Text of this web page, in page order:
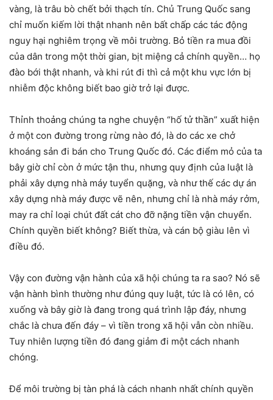
vàng, là trâu bò chết bởi thạch tín. Chủ Trung Quốc sang
chỉ muốn kiếm lời thật nhanh nên bất chấp các tác động
nguy hại nghiêm trọng về môi trường. Bỏ tiền ra mua đồi
của dân trong một thời gian, bịt miệng cả chính quyền… họ
đào bới thật nhanh, và khi rút đi thì cả một khu vực lớn bị
nhiễm độc không biết bao giờ trở lại được.
Thỉnh thoảng chúng ta nghe chuyện “hố tử thần” xuất hiện
ở một con đường trong rừng nào đó, là do các xe chở
khoáng sản đi bán cho Trung Quốc đó. Các điểm mỏ của ta
bây giờ chỉ còn ở mức tận thu, nhưng quy định của luật là
phải xây dựng nhà máy tuyển quặng, và như thế các dự án
xây dựng nhà máy được vẽ nên, nhưng chỉ là nhà máy rởm,
may ra chỉ loại chút đất cát cho đỡ nặng tiền vận chuyển.
Chính quyền biết không? Biết thừa, và cán bộ giàu lên vì
điều đó.
Vậy con đường vận hành của xã hội chúng ta ra sao? Nó sẽ
vận hành bình thường như đúng quy luật, tức là có lên, có
xuống và bây giờ là đang trong quá trình lập đáy, nhưng
chắc là chưa đến đáy – vì tiền trong xã hội vẫn còn nhiều.
Tuy nhiên lượng tiền đó đang giảm đi một cách nhanh
chóng.
Để môi trường bị tàn phá là cách nhanh nhất chính quyền